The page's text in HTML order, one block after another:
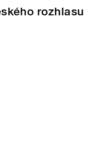
rozhlasu